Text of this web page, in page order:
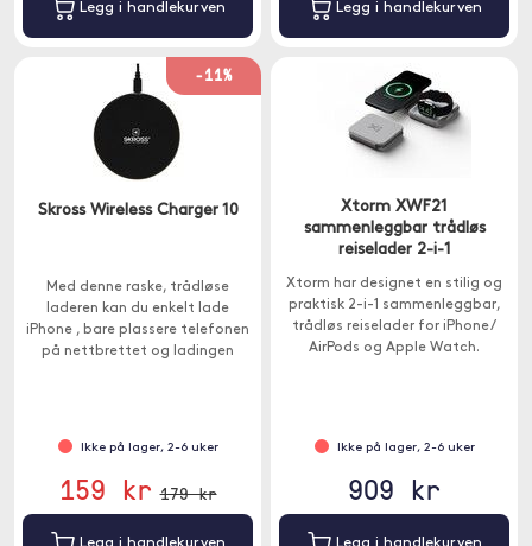
Legg i handlekurven Legg i handlekurven
-11%
Skross Wireless Charger 10
Med denne raske, trådløse
laderen kan du enkelt lade
iPhone , bare plassere telefonen
på nettbrettet og ladingen
Ikke på lager, 2-6 uker
159 kr 179 kr
Xtorm XWF21
sammenleggbar trådløs
reiselader 2-i-1
Xtorm har designet en stilig og
praktisk 2-i-1 sammenleggbar,
trådløs reiselader for iPhone /
AirPods og Apple Watch.
Ikke på lager, 2-6 uker
909 kr